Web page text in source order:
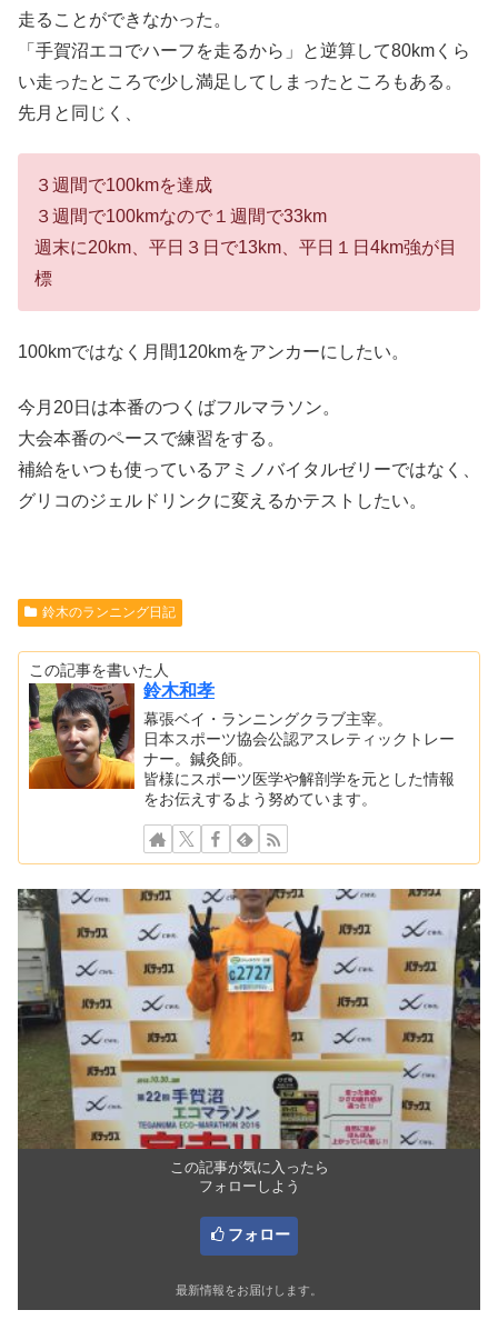
走ることができなかった。
「手賀沼エコでハーフを走るから」と逆算して80kmくら
い走ったところで少し満足してしまったところもある。
先月と同じく、
３週間で100kmを達成
３週間で100kmなので１週間で33km
週末に20km、平日３日で13km、平日１日4km強が目
標
100kmではなく月間120kmをアンカーにしたい。
今月20日は本番のつくばフルマラソン。
大会本番のペースで練習をする。
補給をいつも使っているアミノバイタルゼリーではなく、
グリコのジェルドリンクに変えるかテストしたい。
鈴木のランニング日記
この記事を書いた人
鈴木和孝
幕張ベイ・ランニングクラブ主宰。
日本スポーツ協会公認アスレティックトレー
ナー。鍼灸師。
皆様にスポーツ医学や解剖学を元とした情報
をお伝えするよう努めています。
この記事が気に入ったら
フォローしよう
フォロー
最新情報をお届けします。